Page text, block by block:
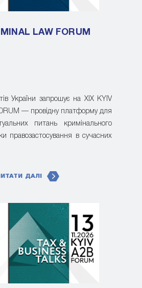
LAW FORUM
України запрошує на XIX KYIV
— провідну платформу для
питань кримінального
правозастосування в сучасних
ДАЛІ